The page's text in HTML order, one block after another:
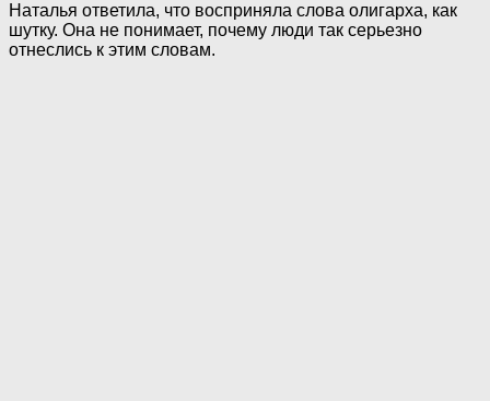
Наталья ответила, что восприняла слова олигарха, как
шутку. Она не понимает, почему люди так серьезно
отнеслись к этим словам.